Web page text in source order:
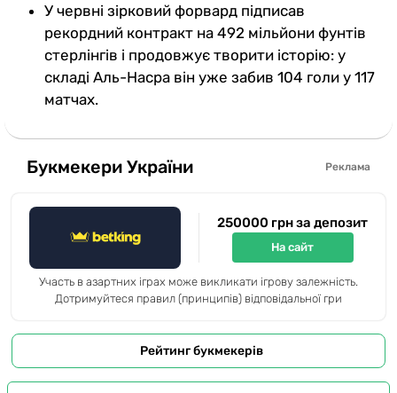
У червні зірковий форвард підписав
рекордний контракт на 492 мільйони фунтів
стерлінгів і продовжує творити історію: у
складі Аль-Насра він уже забив 104 голи у 117
матчах.
Букмекери України Реклама
250000 грн за депозит
На сайт
Участь в азартних іграх може викликати ігрову залежність.
Дотримуйтеся правил (принципів) відповідальної гри
Рейтинг букмекерів